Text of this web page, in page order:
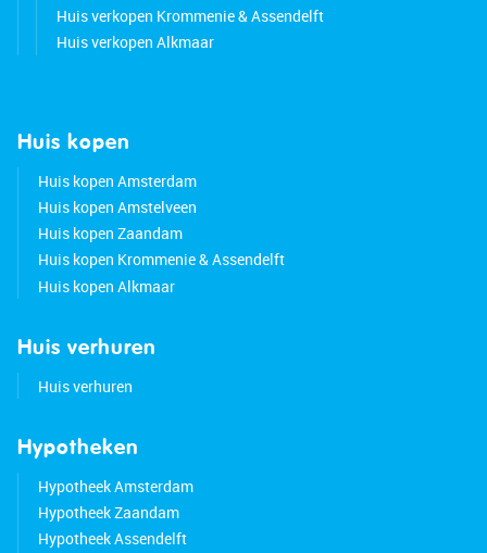
Huis verkopen Krommenie & Assendelft
Huis verkopen Alkmaar
Huis kopen
Huis kopen Amsterdam
Huis kopen Amstelveen
Huis kopen Zaandam
Huis kopen Krommenie & Assendelft
Huis kopen Alkmaar
Huis verhuren
Huis verhuren
Hypotheken
Hypotheek Amsterdam
Hypotheek Zaandam
Hypotheek Assendelft